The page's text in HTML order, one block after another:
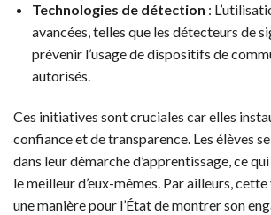
Technologies de détection :
avancées, telles que les détecteurs de
prévenir l’usage de dispositifs de
autorisés.
Ces initiatives sont cruciales car elles
confiance et de transparence. Les élèves
dans leur démarche d’apprentissage, ce
le meilleur d’eux-mêmes. Par ailleurs,
une manière pour l’État de montrer son